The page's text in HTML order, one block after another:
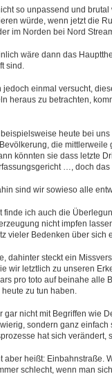
so unpassend und
würde, wenn jetzt die
im Norden bei Nord
wäre dann das
sind.
jedoch einmal versucht,
heraus zu betrachten,
beispielsweise heute bei
die
könnten sie dass letzte
…, doch
sind wir sowieso alle
finde ich auch die
nicht impfen
vieler Bedenken über sich
dahinter steckt ein
wir letztlich zu unseren
pro toto auf beinahe alle
zu tun haben.
gar nicht mit Begriffen wie
sondern ganz
hat sich verändert,
aber heißt: Einbahnstraße.
schlecht, wenn man